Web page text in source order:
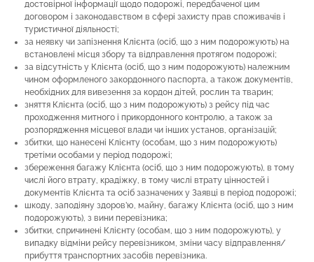
достовірної інформації щодо подорожі, передбаченої цим
договором і законодавством в сфері захисту прав споживачів і
туристичної діяльності;
за неявку чи запізнення Клієнта (осіб, що з ним подорожують) на
встановлені місця збору та відправлення протягом подорожі;
за відсутність у Клієнта (осіб, що з ним подорожують) належним
чином оформленого закордонного паспорта, а також документів,
необхідних для вивезення за кордон дітей, рослин та тварин;
зняття Клієнта (осіб, що з ним подорожують) з рейсу під час
проходження митного і прикордонного контролю, а також за
розпорядження місцевої влади чи інших установ, організацій;
збитки, що нанесені Клієнту (особам, що з ним подорожують)
третіми особами у період подорожі;
збереження багажу Клієнта (осіб, що з ним подорожують), в тому
числі його втрату, крадіжку, в тому числі втрату цінностей і
документів Клієнта та осіб зазначених у Заявці в період подорожі;
шкоду, заподіяну здоров’ю, майну, багажу Клієнта (осіб, що з ним
подорожують), з вини перевізника;
збитки, спричинені Клієнту (особам, що з ним подорожують), у
випадку відміни рейсу перевізником, зміни часу відправлення/
прибуття транспортних засобів перевізника.